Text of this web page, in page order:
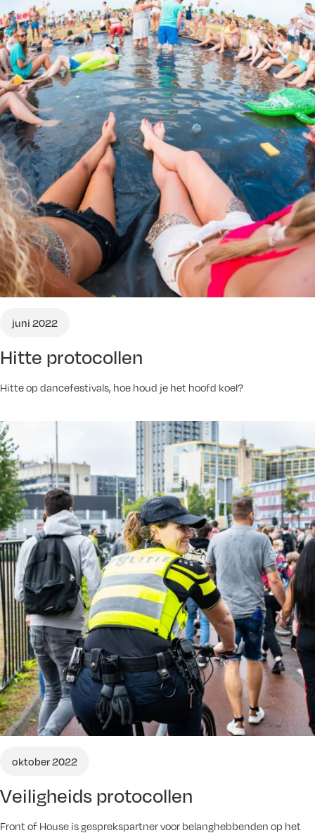
juni 2022
Hitte protocollen
Hitte op dancefestivals, hoe houd je het hoofd koel?
oktober 2022
Veiligheids protocollen
Front of House is gesprekspartner voor belanghebbenden op het